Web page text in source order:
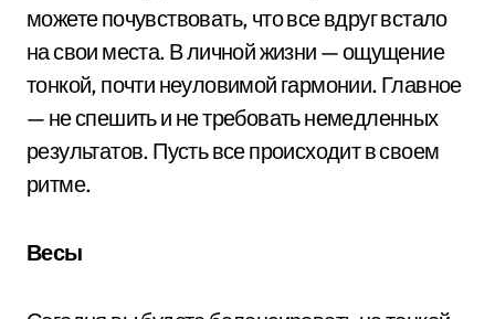
можете почувствовать, что все вдруг встало
на свои места. В личной жизни — ощущение
тонкой, почти неуловимой гармонии. Главное
— не спешить и не требовать немедленных
результатов. Пусть все происходит в своем
ритме.
Весы